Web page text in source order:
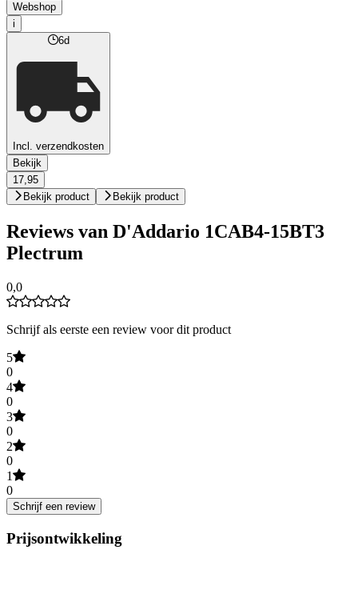
Webshop
i
6d
Incl. verzendkosten
Bekijk
17,95
Bekijk product
Bekijk product
Reviews van D'Addario 1CAB4-15BT3
Plectrum
0,0
Schrijf als eerste een review voor dit product
5
0
4
0
3
0
2
0
1
0
Schrijf een review
Prijsontwikkeling